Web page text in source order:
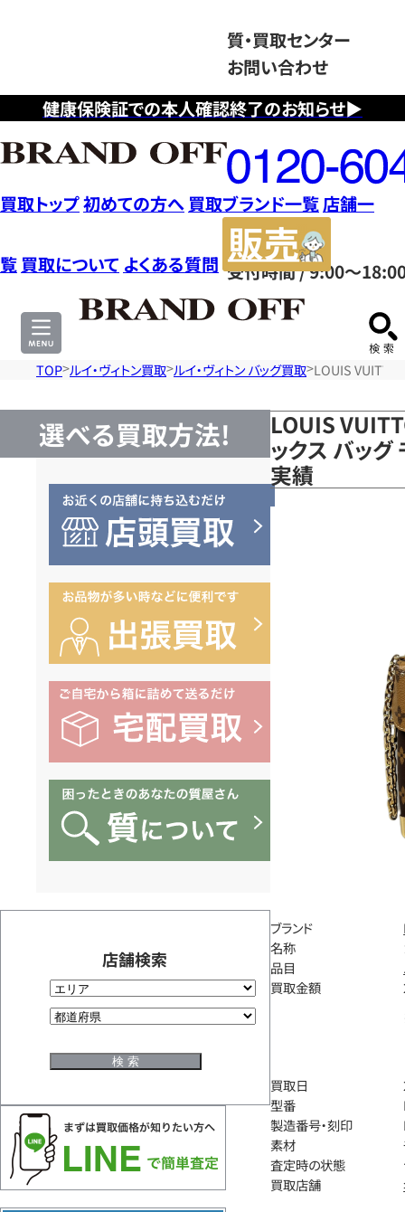
健康保険証での本人確認終了のお知らせ▶
質・買取センター
お問い合わせ
フ
リ
ー
ダ
イ
ヤ
ル
0120604117
受付時間 / 9:00～
買取トップ初めての方へ 買取ブランド一覧店舗一
覧 買取について よくある質問
サ
TOP ルイ・ヴィトン買取 ルイ・ヴィトン バッグ買取 LOUIS
選べる買取方法!
店舗検索
LOUIS
ックス バッ
実績
ブランド
名称
品目
買取金額
買取日
型番
製造番号・刻印
素材
査定時の状態
買取店舗